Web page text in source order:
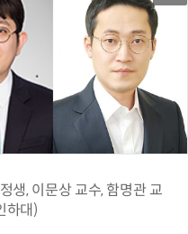
생, 이문상 교수, 함명관 교
하대)